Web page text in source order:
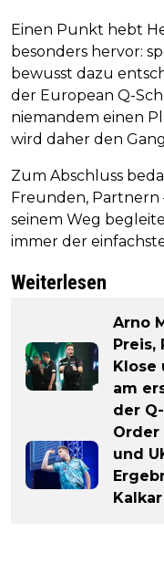
Einen Punkt hebt
besonders hervor:
bewusst dazu
der European Q-
niemandem einen
wird daher den
Zum Abschluss
Freunden, Partnern
seinem Weg
immer der
Weiterlesen
Arno
Preis,
Klose
am
der
Order
und